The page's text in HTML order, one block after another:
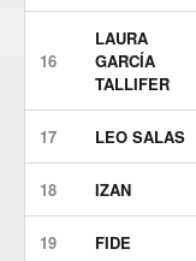
16
LAURA
GARCÍA
TALLIFER
17 LEO SALAS
18 IZAN
19 FIDE